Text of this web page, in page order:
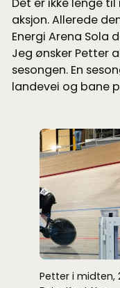
aksjon. Allerede
Energi Arena Sola
Jeg ønsker Petter
sesongen. En
landevei og bane
Petter i midten,